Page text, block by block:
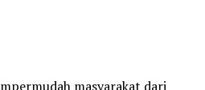
masyarakat dari